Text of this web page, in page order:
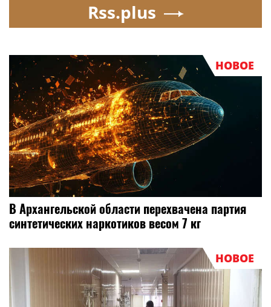
Rss.plus
НОВОЕ
В Архангельской области перехвачена партия
синтетических наркотиков весом 7 кг
НОВОЕ